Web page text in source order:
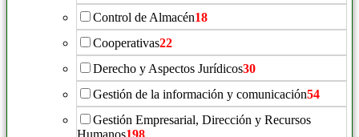
Control de Almacén18
Cooperativas22
Derecho y Aspectos Jurídicos30
Gestión de la información y comunicación54
Gestión Empresarial, Dirección y Recursos